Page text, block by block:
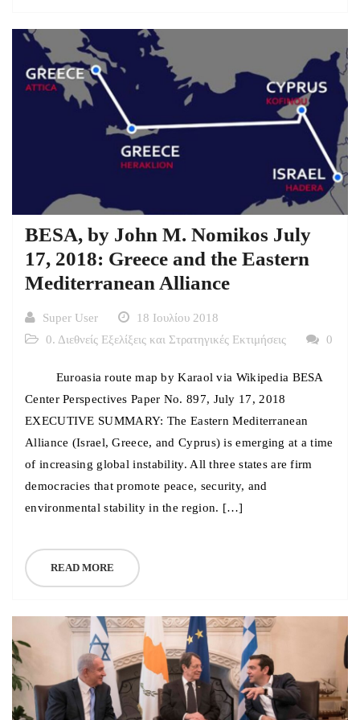
BESA, by John M. Nomikos July
17, 2018: Greece and the Eastern
Mediterranean Alliance
Super User
18 Ιουλίου 2018
0. Διεθνείς Εξελίξεις και Στρατηγικές Εκτιμήσεις
0
Euroasia route map by Karaol via Wikipedia BESA
Center Perspectives Paper No. 897, July 17, 2018
EXECUTIVE SUMMARY: The Eastern Mediterranean
Alliance (Israel, Greece, and Cyprus) is emerging at a time
of increasing global instability. All three states are firm
democracies that promote peace, security, and
environmental stability in the region. […]
READ MORE